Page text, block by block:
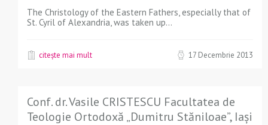
The Christology of the Eastern Fathers, especially that of
St. Cyril of Alexandria, was taken up...
citește mai mult 17 Decembrie 2013
Conf. dr. Vasile CRISTESCU Facultatea de
Teologie Ortodoxă „Dumitru Stăniloae”, Iași